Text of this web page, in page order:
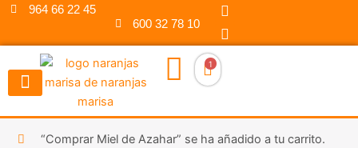
contenido
964 66 22 45
600 32 78 10
F
c
I
s
1
“Comprar Miel de Azahar” se ha añadido a tu carrito.